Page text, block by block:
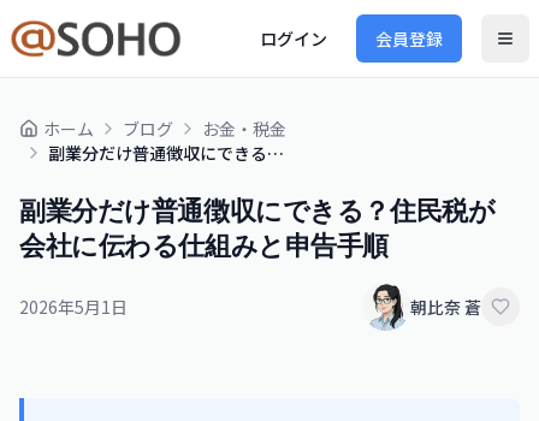
ログイン 会員登録
ホーム ブログ
お金・税金
副業分だけ普通徴収にできる？住民税が会社に伝わる仕組みと申告手順
副業分だけ普通徴収にできる？住民税が
会社に伝わる仕組みと申告手順
2026年5月1日 朝比奈 蒼